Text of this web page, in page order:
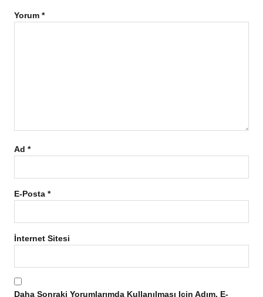
Yorum *
Ad *
E-Posta *
İnternet Sitesi
Daha Sonraki Yorumlarımda Kullanılması Için Adım, E-